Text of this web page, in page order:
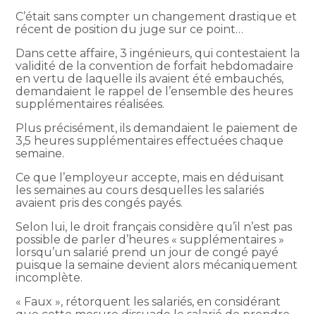
C’était sans compter un changement drastique et
récent de position du juge sur ce point…
Dans cette affaire, 3 ingénieurs, qui contestaient la
validité de la convention de forfait hebdomadaire
en vertu de laquelle ils avaient été embauchés,
demandaient le rappel de l’ensemble des heures
supplémentaires réalisées.
Plus précisément, ils demandaient le paiement de
3,5 heures supplémentaires effectuées chaque
semaine.
Ce que l’employeur accepte, mais en déduisant
les semaines au cours desquelles les salariés
avaient pris des congés payés.
Selon lui, le droit français considère qu’il n’est pas
possible de parler d’heures « supplémentaires »
lorsqu’un salarié prend un jour de congé payé
puisque la semaine devient alors mécaniquement
incomplète.
« Faux », rétorquent les salariés, en considérant